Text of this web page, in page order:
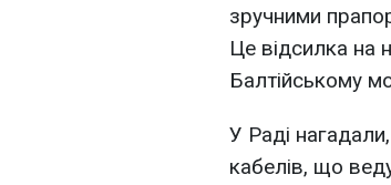
зручними
Це відсилка на
Балтійському
У Раді
кабелів, що